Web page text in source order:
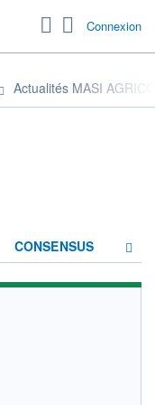
Connexion
Actualités MASI
CONSENSUS